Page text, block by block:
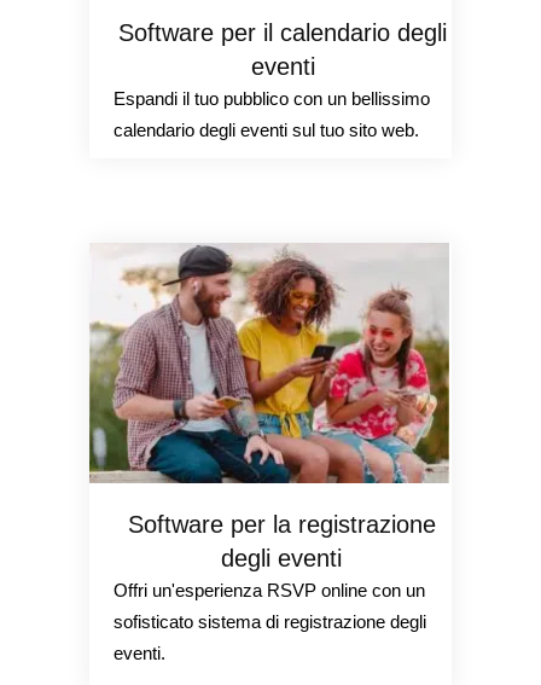
Software per il calendario degli
eventi
Espandi il tuo pubblico con un bellissimo
calendario degli eventi sul tuo sito web.
Software per la registrazione
degli eventi
Offri un'esperienza RSVP online con un
sofisticato sistema di registrazione degli
eventi.